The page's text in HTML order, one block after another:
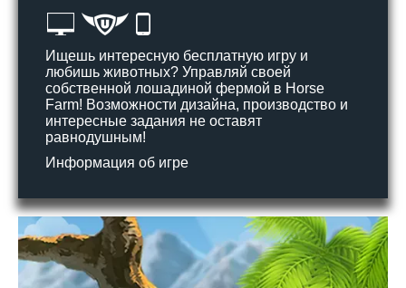
Ищешь интересную бесплатную игру и
любишь животных? Управляй своей
собственной лошадиной фермой в Horse
Farm! Возможности дизайна, производство и
интересные задания не оставят
равнодушным!
Информация об игре